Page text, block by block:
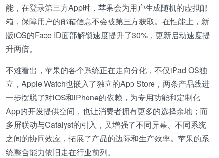
能，在登录第三方App时，苹果会为用户生成随机的虚拟邮
箱，保障用户的邮箱信息不会被第三方获取。在性能上，新
版iOS的Face ID面部解锁速度提升了30%，更新启动速度提
升两倍。
不难看出，苹果的各个系统正在走向分化，不仅iPad OS独
立，Apple Watch也嵌入了独立的App Store，两条产品线进
一步摆脱了对iOS和iPhone的依赖，为专用功能和定制化
App的开发提供空间，也让消费者拥有更多的选择余地；而
多屏联动与Catalyst的引入，又增强了不同屏幕、不同系统
之间的协同效应，拓展了产品的边际和生产效率。苹果的系
统整合能力依旧走在行业前列。